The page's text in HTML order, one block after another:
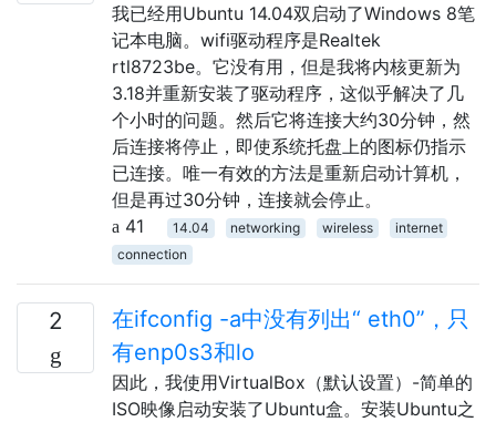
我已经用Ubuntu 14.04双启动了Windows 8笔
记本电脑。wifi驱动程序是Realtek
rtl8723be。它没有用，但是我将内核更新为
3.18并重新安装了驱动程序，这似乎解决了几
个小时的问题。然后它将连接大约30分钟，然
后连接将停止，即使系统托盘上的图标仍指示
已连接。唯一有效的方法是重新启动计算机，
但是再过30分钟，连接就会停止。
41
14.04 networking wireless
internet
connection
2
在ifconfig -a中没有列出“ eth0”，只
有enp0s3和lo
因此，我使用VirtualBox（默认设置）-简单的
ISO映像启动安装了Ubuntu盒。安装Ubuntu之